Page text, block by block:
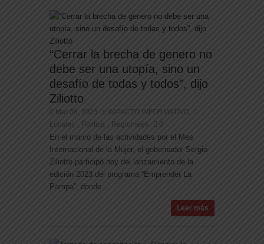
“Cerrar la brecha de genero no
debe ser una utopía, sino un
desafío de todas y todos”, dijo
Ziliotto
Mar 08, 2023
IMPACTO INFORMATIVO
Locales
Politica Regionales 0
En el marco de las actividades por el Mes
Internacional de la Mujer, el gobernador Sergio
Ziliotto participó hoy del lanzamiento de la
edición 2023 del programa “Emprender La
Pampa”, donde...
Leer más